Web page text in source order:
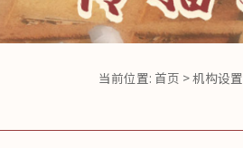
当前位置: 首页 >机构设置